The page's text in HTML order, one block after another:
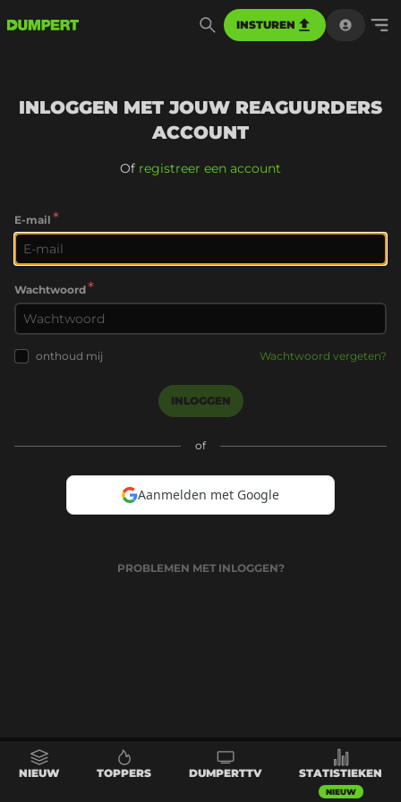
INSTUREN
INLOGGEN MET JOUW REAGUURDERS
ACCOUNT
Of registreer een account
E-mail *
Wachtwoord*
onthoud mij Wachtwoord vergeten?
INLOGGEN
of
Aanmelden met Google
PROBLEMEN MET INLOGGEN?
NIEUW TOPPERS DUMPERTTV STATISTIEKEN
NIEUW